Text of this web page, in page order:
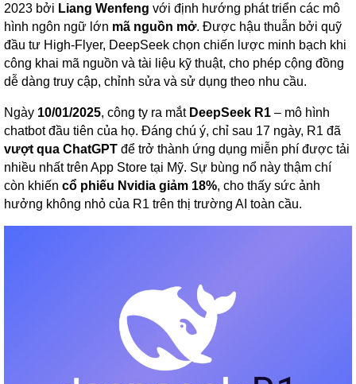
2023 bởi Liang Wenfeng với định hướng phát triển các mô
hình ngôn ngữ lớn mã nguồn mở. Được hậu thuẫn bởi quỹ
đầu tư High-Flyer, DeepSeek chọn chiến lược minh bạch khi
công khai mã nguồn và tài liệu kỹ thuật, cho phép cộng đồng
dễ dàng truy cập, chỉnh sửa và sử dụng theo nhu cầu.
Ngày 10/01/2025, công ty ra mắt DeepSeek R1 – mô hình
chatbot đầu tiên của họ. Đáng chú ý, chỉ sau 17 ngày, R1 đã
vượt qua ChatGPT để trở thành ứng dụng miễn phí được tải
nhiều nhất trên App Store tại Mỹ. Sự bùng nổ này thậm chí
còn khiến cổ phiếu Nvidia giảm 18%, cho thấy sức ảnh
hưởng không nhỏ của R1 trên thị trường AI toàn cầu.